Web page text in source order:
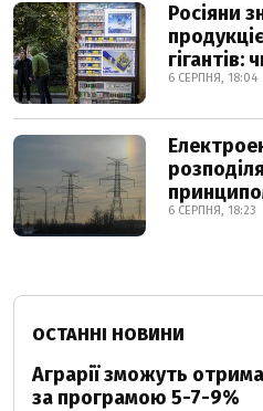
Росіяни
6 СЕРПНЯ, 18:04
6 СЕРПНЯ, 18:23
ОСТАННІ НОВИНИ
Аграрії зможуть
за програмою 5-7-9%